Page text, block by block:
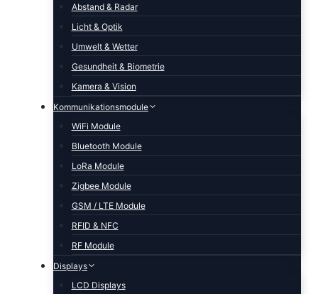
Abstand & Radar
Licht & Optik
Umwelt & Wetter
Gesundheit & Biometrie
Kamera & Vision
Kommunikationsmodule
WiFi Module
Bluetooth Module
LoRa Module
Zigbee Module
GSM / LTE Module
RFID & NFC
RF Module
Displays
LCD Displays